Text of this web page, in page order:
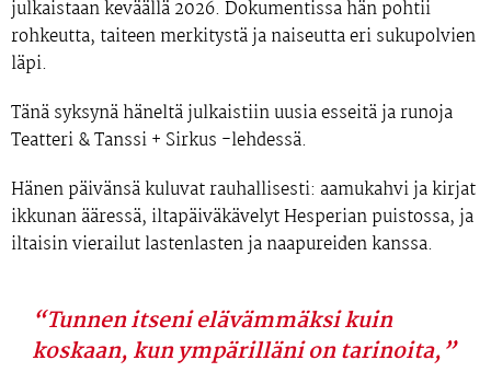
julkaistaankeväällä 2026. Dokumentissa hän pohtii
rohkeutta, taiteen merkitystä ja naiseutta eri sukupolvien
läpi.
Tänä syksynä häneltä julkaistiin uusia esseitä ja runoja
Teatteri & Tanssi + Sirkus -lehdessä.
Hänen päivänsä kuluvat rauhallisesti: aamukahvi ja kirjat
ikkunan ääressä, iltapäiväkävelytHesperian puistossa, ja
iltaisin vierailut lastenlasten ja naapureiden kanssa.
“Tunnen itseni elävämmäksi kuin
koskaan, kun ympärilläni on tarinoita,”